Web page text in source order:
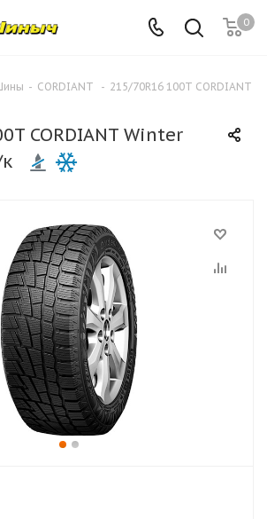
0
- CORDIANT - 215/70R16 100T CORDIANT
CORDIANT Winter